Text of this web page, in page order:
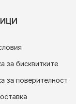
за бисквитките
за поверителност